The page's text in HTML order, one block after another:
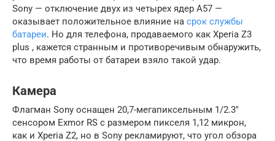
Sony — отключение двух из четырех ядер A57 —
оказывает положительное влияние на срок службы
батареи. Но для телефона, продаваемого как Xperia Z3
plus , кажется странным и противоречивым обнаружить,
что время работы от батареи взяло такой удар.
Камера
Флагман Sony оснащен 20,7-мегапиксельным 1/2.3″
сенсором Exmor RS с размером пикселя 1,12 микрон,
как и Xperia Z2, но в Sony рекламируют, что угол обзора